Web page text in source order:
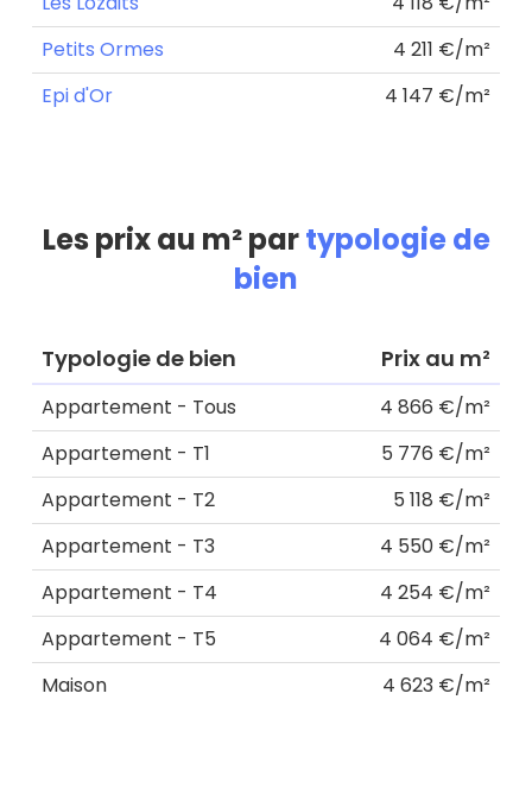
Petits Ormes
4 211 €/m²
Epi d'Or
4 147 €/m²
Les prix au m² partypologie de
bien
Typologie de bien Prix au m²
Appartement - Tous
4 866 €/m²
Appartement - T1
5 776 €/m²
Appartement - T2
5 118 €/m²
Appartement - T3
4 550 €/m²
Appartement - T4
4 254 €/m²
Appartement - T5
4 064 €/m²
Maison
4 623 €/m²